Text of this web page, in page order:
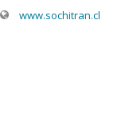
www.sochitran.cl